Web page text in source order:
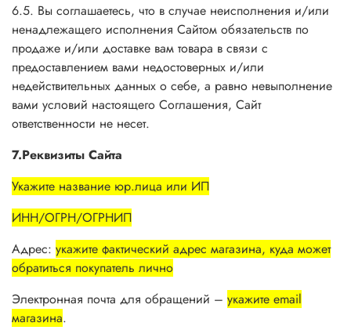
6.5. Вы соглашаетесь, что в случае неисполнения и/или
ненадлежащего исполнения Сайтом обязательств по
продаже и/или доставке вам товара в связи с
предоставлением вами недостоверных и/или
недействительных данных о себе, а равно невыполнение
вами условий настоящего Соглашения, Сайт
ответственности не несет.
7.Реквизиты Сайта
Укажите название юр.лица или ИП
ИНН/ОГРН/ОГРНИП
Адрес: укажите фактический адрес магазина, куда может
обратиться покупатель лично
Электронная почта для обращений – укажите email
магазина.